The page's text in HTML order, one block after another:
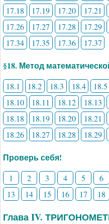
17.18
17.19 17.20 17.21
17.26
17.27 17.28 17.29
17.34
17.35 17.36 17.37
§18. Метод
18.1 18.2 18.3 18.4 18.5
18.10
18.11 18.12 18.13
18.18
18.19 18.20 18.21
18.26
18.27 18.28 18.29
Проверь себя!
1 2 3 4 5 6
13
14 15 16 17 18
Глава IV.